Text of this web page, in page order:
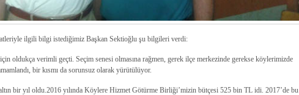
ilgili bilgi istediğimiz Başkan Sektioğlu şu bilgileri verdi:
oldukça verimli geçti. Seçim senesi olmasına rağmen, gerek ilçe merkezinde gerekse köylerimizde
bir kısmı da sorunsuz olarak yürütülüyor.
bir yıl oldu.2016 yılında Köylere Hizmet Götürme Birliği’mizin bütçesi 525 bin TL idi. 2017’de bu